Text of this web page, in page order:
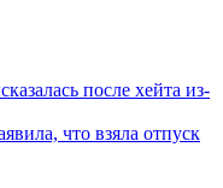
после хейта из-
что взяла отпуск